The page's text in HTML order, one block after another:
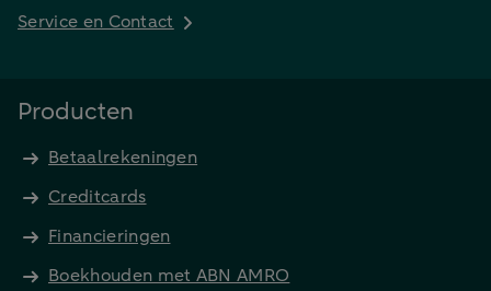
Service en Contact
Producten
Betaalrekeningen
Creditcards
Financieringen
Boekhouden met ABN AMRO